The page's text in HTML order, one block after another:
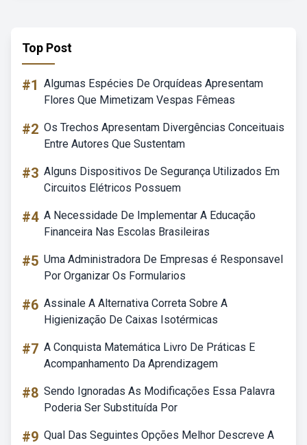
Top Post
#1 Algumas Espécies De Orquídeas Apresentam
Flores Que Mimetizam Vespas Fêmeas
#2 Os Trechos Apresentam Divergências Conceituais
Entre Autores Que Sustentam
#3 Alguns Dispositivos De Segurança Utilizados Em
Circuitos Elétricos Possuem
#4 A Necessidade De Implementar A Educação
Financeira Nas Escolas Brasileiras
#5 Uma Administradora De Empresas é Responsavel
Por Organizar Os Formularios
#6 Assinale A Alternativa Correta Sobre A
Higienização De Caixas Isotérmicas
#7 A Conquista Matemática Livro De Práticas E
Acompanhamento Da Aprendizagem
#8 Sendo Ignoradas As Modificações Essa Palavra
Poderia Ser Substituída Por
#9 Qual Das Seguintes Opções Melhor Descreve A